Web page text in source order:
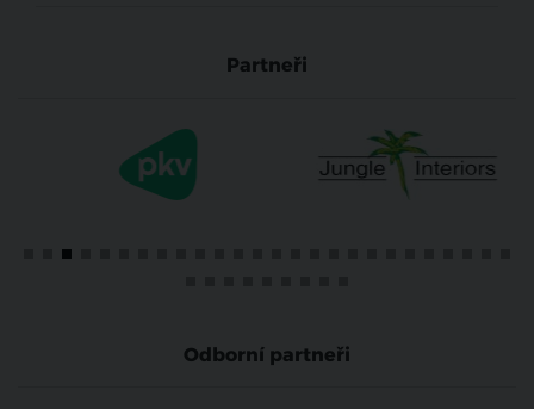
Partneři
Odborní partneři